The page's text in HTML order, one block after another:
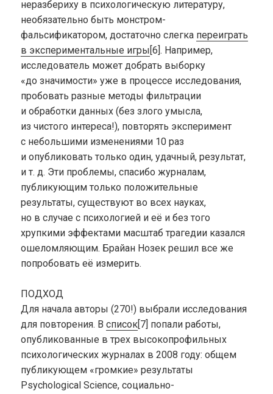
неразбериху в психологическую литературу,
необязательно быть монстром-
фальсификатором, достаточно слегка переиграть
в экспериментальные игры[6]. Например,
исследователь может добрать выборку
«до значимости» уже в процессе исследования,
пробовать разные методы фильтрации
и обработки данных (без злого умысла,
из чистого интереса!), повторять эксперимент
с небольшими изменениями 10 раз
и опубликовать только один, удачный, результат,
и т. д. Эти проблемы, спасибо журналам,
публикующим только положительные
результаты, существуют во всех науках,
но в случае с психологией и её и без того
хрупкими эффектами масштаб трагедии казался
ошеломляющим. Брайан Нозек решил все же
попробовать её измерить.
ПОДХОД
Для начала авторы (270!) выбрали исследования
для повторения. Всписок [7] попали работы,
опубликованные в трех высокопрофильных
психологических журналах в 2008 году: общем
публикующем «громкие» результаты
Psychological Science, социально-